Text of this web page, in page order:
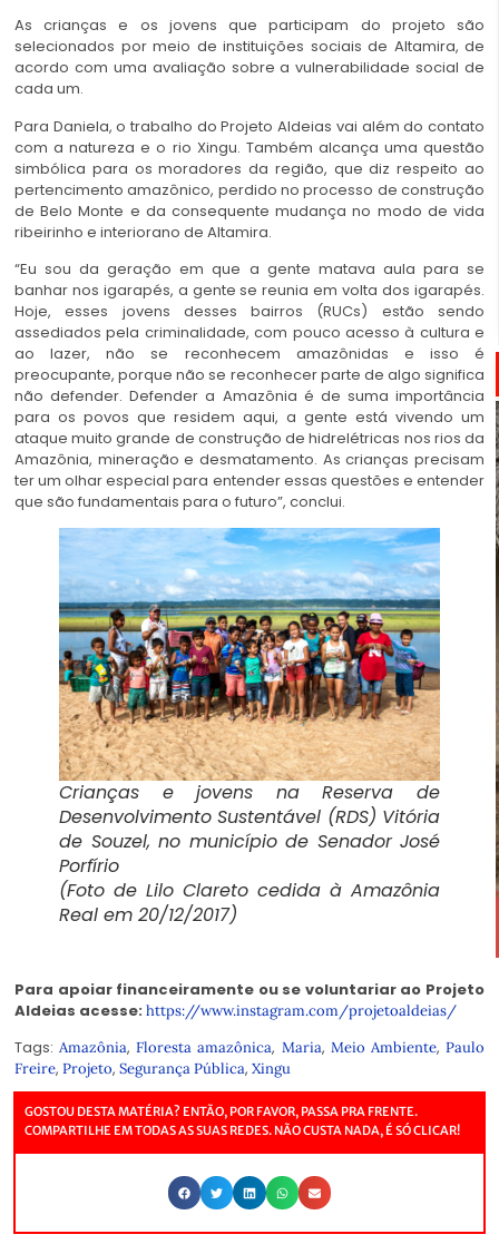
As crianças e os jovens que participam do projeto são
selecionados por meio de instituições sociais de Altamira, de
acordo com uma avaliação sobre a vulnerabilidade social de
cada um.
Para Daniela, o trabalho do Projeto Aldeias vai além do contato
com a natureza e o rio Xingu. Também alcança uma questão
simbólica para os moradores da região, que diz respeito ao
pertencimento amazônico, perdido no processo de construção
de Belo Monte e da consequente mudança no modo de vida
ribeirinho e interiorano de Altamira.
“Eu sou da geração em que a gente matava aula para se
banhar nos igarapés, a gente se reunia em volta dos igarapés.
Hoje, esses jovens desses bairros (RUCs) estão sendo
assediados pela criminalidade, com pouco acesso à cultura e
ao lazer, não se reconhecem amazônidas e isso é
preocupante, porque não se reconhecer parte de algo significa
não defender. Defender a Amazônia é de suma importância
para os povos que residem aqui, a gente está vivendo um
ataque muito grande de construção de hidrelétricas nos rios da
Amazônia, mineração e desmatamento. As crianças precisam
ter um olhar especial para entender essas questões e entender
que são fundamentais para o futuro”, conclui.
Crianças e jovens na Reserva de
Desenvolvimento Sustentável (RDS) Vitória
de Souzel, no município de Senador José
Porfírio
(Foto de Lilo Clareto cedida à Amazônia
Real em 20/12/2017)
Para apoiar financeiramente ou se voluntariar ao Projeto
Aldeias acesse: https://www.instagram.com/projetoaldeias/
Tags:Amazônia,Floresta amazônica, Maria, Meio Ambiente,Paulo
Freire, Projeto, Segurança Pública, Xingu
GOSTOU DESTA MATÉRIA? ENTÃO, POR FAVOR, PASSA PRA FRENTE.
COMPARTILHE EM TODAS AS SUAS REDES. NÃO CUSTA NADA, É SÓ CLICAR!